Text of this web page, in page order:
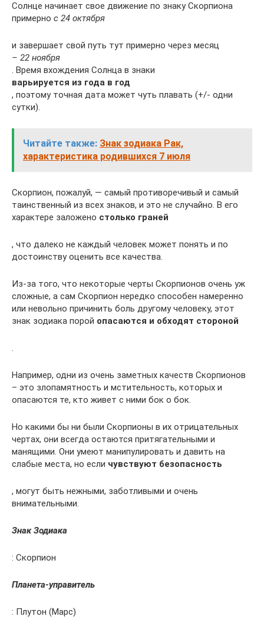
Солнце начинает свое движение по знаку Скорпиона
примерно с 24 октября
и завершает свой путь тут примерно через месяц
– 22 ноября
. Время вхождения Солнца в знаки
варьируется из года в год
, поэтому точная дата может чуть плавать (+/- одни
сутки).
Читайте также: Знак зодиака Рак,
характеристика родившихся 7 июля
Скорпион, пожалуй, — самый противоречивый и самый
таинственный из всех знаков, и это не случайно. В его
характере заложено столько граней
, что далеко не каждый человек может понять и по
достоинству оценить все качества.
Из-за того, что некоторые черты Скорпионов очень уж
сложные, а сам Скорпион нередко способен намеренно
или невольно причинить боль другому человеку, этот
знак зодиака порой опасаются и обходят стороной
.
Например, одни из очень заметных качеств Скорпионов
– это злопамятность и мстительность, которых и
опасаются те, кто живет с ними бок о бок.
Но какими бы ни были Скорпионы в их отрицательных
чертах, они всегда остаются притягательными и
манящими. Они умеют манипулировать и давить на
слабые места, но если чувствуют безопасность
, могут быть нежными, заботливыми и очень
внимательными.
Знак Зодиака
: Скорпион
Планета-управитель
: Плутон (Марс)